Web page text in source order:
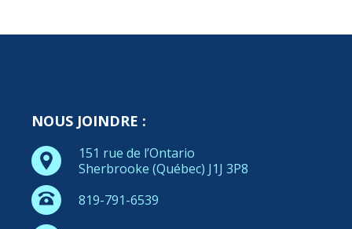
NOUS JOINDRE :
151 rue de l’Ontario
Sherbrooke (Québec) J1J 3P8
819-791-6539